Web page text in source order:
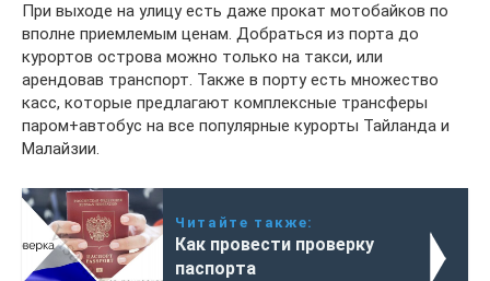
При выходе на улицу есть даже прокат мотобайков по
вполне приемлемым ценам. Добраться из порта до
курортов острова можно только на такси, или
арендовав транспорт. Также в порту есть множество
касс, которые предлагают комплексные трансферы
паром+автобус на все популярные курорты Тайланда и
Малайзии.
Читайте также:
Как провести проверку
паспорта